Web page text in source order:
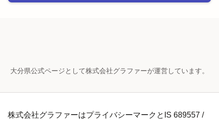
大分県公式ページとして株式会社グラファーが運営しています。
株式会社グラファーはプライバシーマークとIS 689557 /